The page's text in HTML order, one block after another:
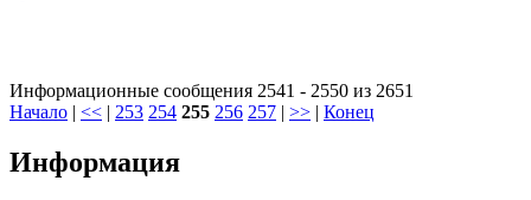
Информационные сообщения 2541 - 2550 из 2651
Начало | << | 253 254 255 256 257 | >> | Конец
Информация